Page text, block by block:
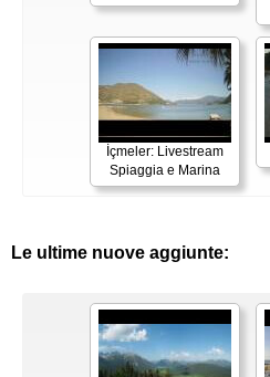
İçmeler: Livestream
Spiaggia e Marina
Le ultime nuove aggiunte: